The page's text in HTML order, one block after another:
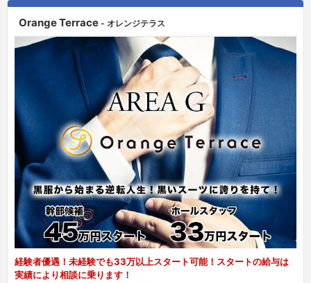
Orange Terrace - オレンジテラス
経験者優遇！未経験でも33万以上スタート可能！スタートの給与は
実績により相談に乗ります！